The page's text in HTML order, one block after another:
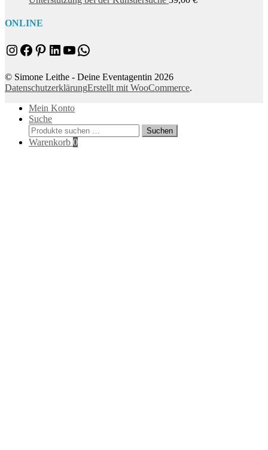
ONLINE
Instagram
Facebook
Pinterest
LinkedIn
YouTube
WhatsApp
© Simone Leithe - Deine Eventagentin 2026
DatenschutzerklärungErstellt mit WooCommerce.
Mein Konto
Suche
Suchen
nach:
Suchen
Warenkorb 0